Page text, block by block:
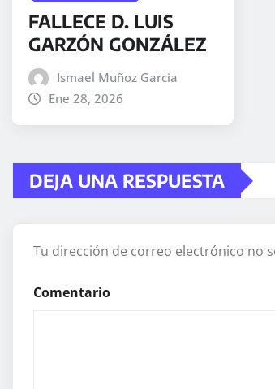
FALLECE D. LUIS
GARZÓN GONZÁLEZ
Ismael Muñoz Garcia
Ene 28, 2026
DEJA UNA RESPUESTA
Tu dirección de correo electrónico no
Comentario